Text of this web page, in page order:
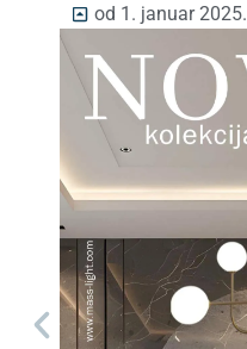
od 1. januar 2025.